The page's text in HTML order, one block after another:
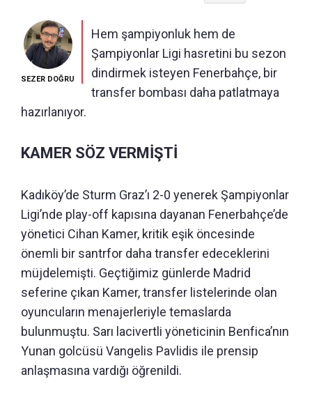
SEZER DOĞRU
Hem şampiyonluk hem de
Şampiyonlar Ligi hasretini bu sezon
dindirmek isteyen Fenerbahçe, bir
transfer bombası daha patlatmaya
hazırlanıyor.
KAMER SÖZ VERMİŞTİ
Kadıköy’de Sturm Graz’ı 2-0 yenerek Şampiyonlar
Ligi’nde play-off kapısına dayanan Fenerbahçe’de
yönetici Cihan Kamer, kritik eşik öncesinde
önemli bir santrfor daha transfer edeceklerini
müjdelemişti. Geçtiğimiz günlerde Madrid
seferine çıkan Kamer, transfer listelerinde olan
oyuncuların menajerleriyle temaslarda
bulunmuştu. Sarı lacivertli yöneticinin Benfica’nın
Yunan golcüsü Vangelis Pavlidis ile prensip
anlaşmasına vardığı öğrenildi.